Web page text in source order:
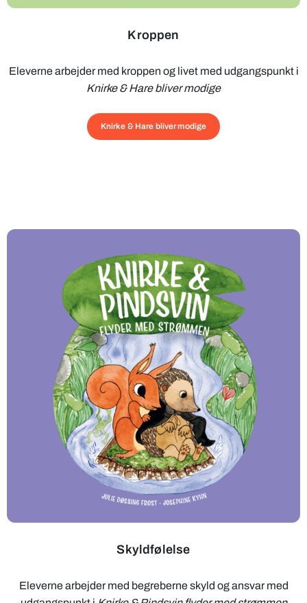
Kroppen
Eleverne arbejder med kroppen og livet med udgangspunkt i
Knirke & Hare bliver modige
Knirke & Hare bliver modige
Skyldfølelse
Eleverne arbejder med begreberne skyld og ansvar med